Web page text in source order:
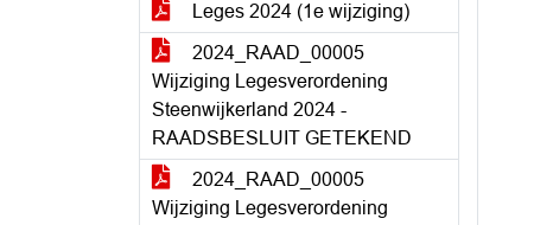
Leges 2024 (1e wijziging)
2024_RAAD_00005
Wijziging Legesverordening
Steenwijkerland 2024 -
RAADSBESLUIT GETEKEND
2024_RAAD_00005
Wijziging Legesverordening